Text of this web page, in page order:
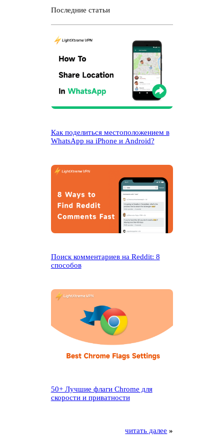
Последние статьи
Как поделиться местоположением в
WhatsApp на iPhone и Android?
Поиск комментариев на Reddit: 8
способов
50+ Лучшие флаги Chrome для
скорости и приватности
читать далее »